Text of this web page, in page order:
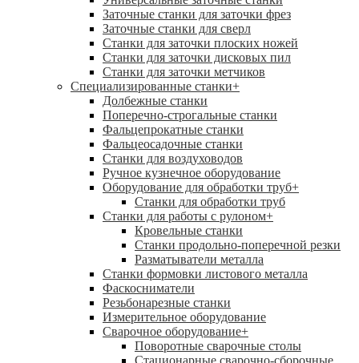
Заточные станки для заточки фрез
Заточные станки для сверл
Станки для заточки плоских ножей
Станки для заточки дисковых пил
Станки для заточки метчиков
Специализированные станки+
Долбежные станки
Поперечно-строгальные станки
Фальцепрокатные станки
Фальцеосадочные станки
Станки для воздуховодов
Ручное кузнечное оборудование
Оборудование для обработки труб+
Станки для обработки труб
Станки для работы с рулоном+
Кровельные станки
Станки продольно-поперечной резки
Разматыватели металла
Станки формовки листового металла
Фаскосниматели
Резьбонарезные станки
Измерительное оборудование
Сварочное оборудование+
Поворотные сварочные столы
Стационарные сварочно-сборочные